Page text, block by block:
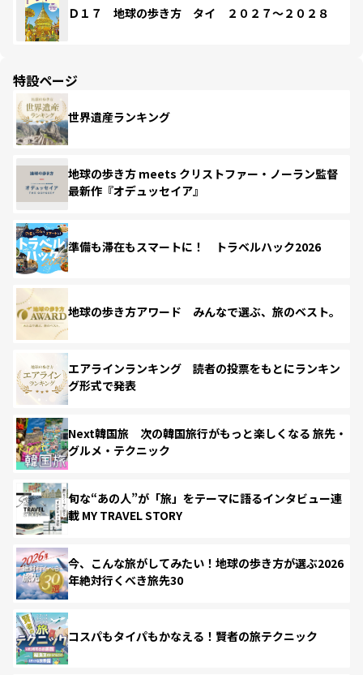
Ｄ１７ 地球の歩き方 タイ ２０２７～２０２８
特設ページ
世界遺産ランキング
地球の歩き方 meets クリストファー・ノーラン監督
最新作『オデュッセイア』
準備も滞在もスマートに！ トラベルハック2026
地球の歩き方アワード みんなで選ぶ、旅のベスト。
エアラインランキング 読者の投票をもとにランキン
グ形式で発表
Next韓国旅 次の韓国旅行がもっと楽しくなる 旅先・
グルメ・テクニック
旬な“あの人”が「旅」をテーマに語るインタビュー連
載 MY TRAVEL STORY
今、こんな旅がしてみたい！地球の歩き方が選ぶ2026
年絶対行くべき旅先30
コスパもタイパもかなえる！賢者の旅テクニック